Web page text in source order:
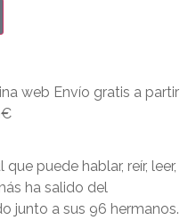
web Envío gratis a partir
puede hablar, reír, leer,
ha salido del
junto a sus 96 hermanos.